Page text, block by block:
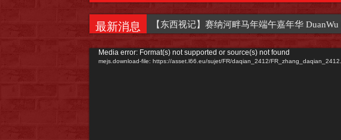
最新消息 【东西视记】赛纳河畔马年端午嘉年华 DuanWu
Video
Player
Media error: Format(s) not supported or source(s) not found
mejs.download-file: https://asset.l66.eu/sujet/FR/daqian_2412/